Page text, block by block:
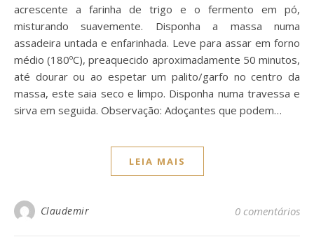
acrescente a farinha de trigo e o fermento em pó,
misturando suavemente. Disponha a massa numa
assadeira untada e enfarinhada. Leve para assar em forno
médio (180ºC), preaquecido aproximadamente 50 minutos,
até dourar ou ao espetar um palito/garfo no centro da
massa, este saia seco e limpo. Disponha numa travessa e
sirva em seguida. Observação: Adoçantes que podem…
LEIA MAIS
Claudemir 0 comentários